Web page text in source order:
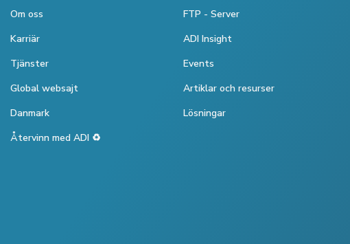
Om oss
Karriär
Tjänster
Global websajt
Danmark
Återvinn med ADI ♻️
FTP - Server
ADI Insight
Events
Artiklar och resurser
Lösningar